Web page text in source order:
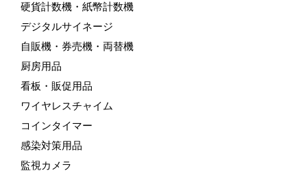
硬貨計数機・紙幣計数機
デジタルサイネージ
自販機・券売機・両替機
厨房用品
看板・販促用品
ワイヤレスチャイム
コインタイマー
感染対策用品
監視カメラ